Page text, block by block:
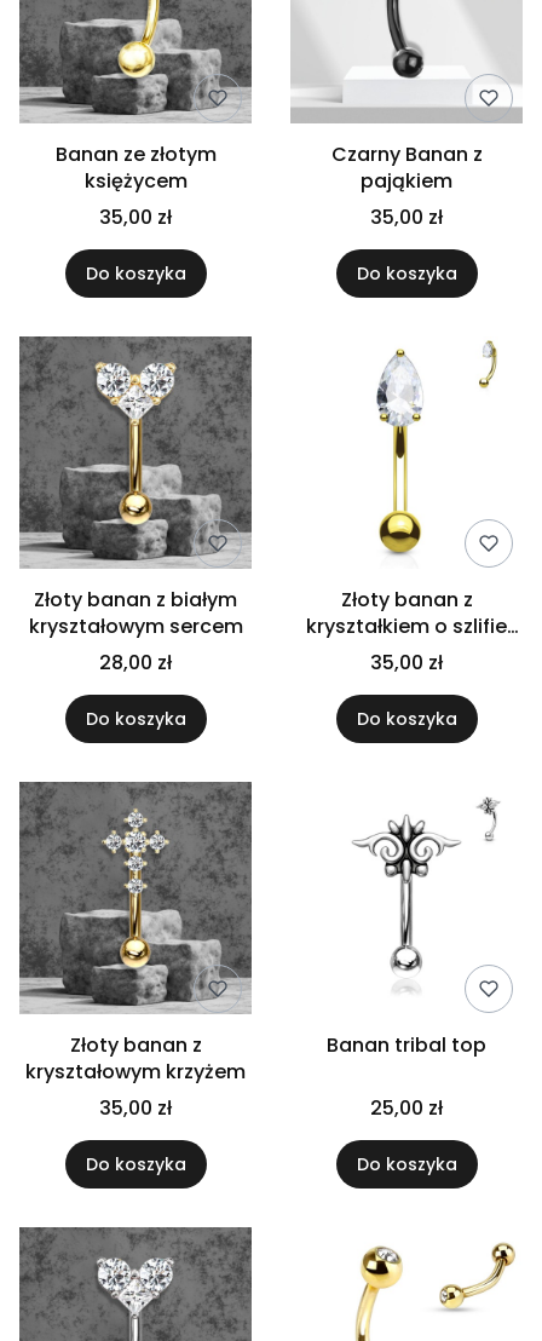
Banan ze złotym
księżycem
35,00 zł
Do koszyka
Czarny Banan z
pająkiem
35,00 zł
Do koszyka
Złoty banan z białym
kryształowym sercem
28,00 zł
Do koszyka
Złoty banan z
kryształkiem o szlifie
markizy
35,00 zł
Do koszyka
Złoty banan z
kryształowym krzyżem
35,00 zł
Do koszyka
Banan tribal top
25,00 zł
Do koszyka